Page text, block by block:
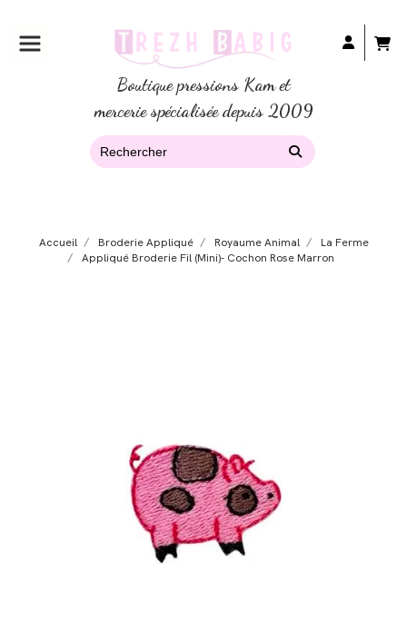
Boutique pressions Kam et
mercerie spécialisée depuis 2009
Accueil Broderie Appliqué Royaume Animal
La Ferme
Appliqué Broderie Fil (mini)- Cochon Rose Marron